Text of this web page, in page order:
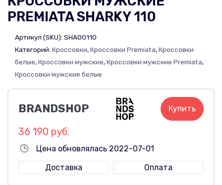
PREMIATA SHARKY 110
Артикул (SKU): SHA00110
Категорий: Кроссовки,Кроссовки Premiata,Кроссовки
белые,Кроссовки мужские,Кроссовки мужские Premiata,
Кроссовки мужские белые
BRANDSHOP Купить
36 190 руб.
Цена обновлялась 2022-07-01
Доставка
Оплата